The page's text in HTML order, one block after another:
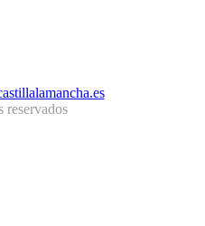
reservados